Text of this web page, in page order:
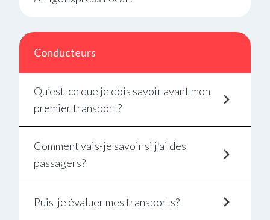
Conducteurs
Qu’est-ce que je dois savoir avant mon
premier transport?
Comment vais-je savoir si j’ai des
passagers?
Puis-je évaluer mes transports?